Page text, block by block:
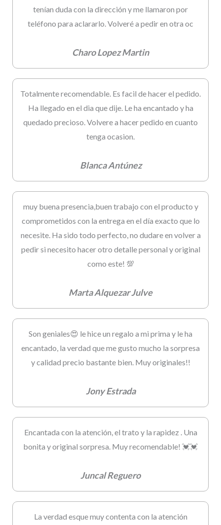
tenían duda con la dirección y me llamaron por
teléfono para aclararlo. Volveré a pedir en otra oc
Charo Lopez Martin
Totalmente recomendable. Es facil de hacer el pedido.
Ha llegado en el dia que dije. Le ha encantado y ha
quedado precioso. Volvere a hacer pedido en cuanto
tenga ocasion.
Blanca Antúnez
muy buena presencia,buen trabajo con el producto y
comprometidos con la entrega en el día exacto que lo
necesite. Ha sido todo perfecto, no dudare en volver a
pedir si necesito hacer otro detalle personal y original
como este! 💯
Marta Alquezar Julve
Son geniales😍 le hice un regalo a mi prima y le ha
encantado, la verdad que me gusto mucho la sorpresa
y calidad precio bastante bien. Muy originales!!
Jony Estrada
Encantada con la atención, el trato y la rapidez . Una
bonita y original sorpresa. Muy recomendable! 💓💓
Juncal Reguero
La verdad esque muy contenta con la atención